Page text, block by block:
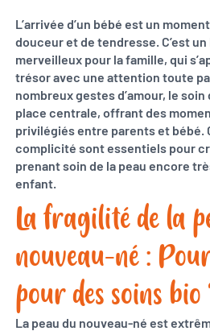
L’arrivée d’un bébé est un
douceur et de tendresse. C’est
merveilleux pour la famille, qui
trésor avec une attention toute
nombreux gestes d’amour, le
place centrale, offrant des
privilégiés entre parents et bébé.
complicité sont essentiels pour
prenant soin de la peau encore
enfant.
La fragilité de la
nouveau-né :
pour des soins bio
La peau du nouveau-né est